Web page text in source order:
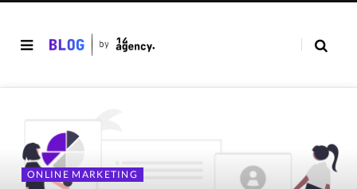
ONLINE MARKETING